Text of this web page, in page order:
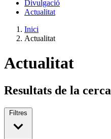
Divulgació
Actualitat
Inici
Actualitat
Actualitat
Resultats de la cerca
Filtres